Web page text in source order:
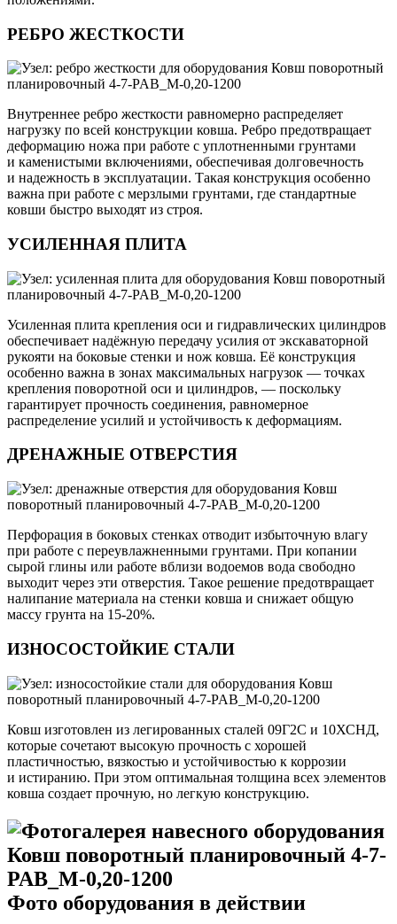
РЕБРО ЖЕСТКОСТИ
Внутреннее ребро жесткости равномерно распределяет
нагрузку по всей конструкции ковша. Ребро предотвращает
деформацию ножа при работе с уплотненными грунтами
и каменистыми включениями, обеспечивая долговечность
и надежность в эксплуатации. Такая конструкция особенно
важна при работе с мерзлыми грунтами, где стандартные
ковши быстро выходят из строя.
УСИЛЕННАЯ ПЛИТА
Усиленная плита крепления оси и гидравлических цилиндров
обеспечивает надёжную передачу усилия от экскаваторной
рукояти на боковые стенки и нож ковша. Её конструкция
особенно важна в зонах максимальных нагрузок — точках
крепления поворотной оси и цилиндров, — поскольку
гарантирует прочность соединения, равномерное
распределение усилий и устойчивость к деформациям.
ДРЕНАЖНЫЕ ОТВЕРСТИЯ
Перфорация в боковых стенках отводит избыточную влагу
при работе с переувлажненными грунтами. При копании
сырой глины или работе вблизи водоемов вода свободно
выходит через эти отверстия. Такое решение предотвращает
налипание материала на стенки ковша и снижает общую
массу грунта на 15-20%.
ИЗНОСОСТОЙКИЕ СТАЛИ
Ковш изготовлен из легированных сталей 09Г2С и 10ХСНД,
которые сочетают высокую прочность с хорошей
пластичностью, вязкостью и устойчивостью к коррозии
и истиранию. При этом оптимальная толщина всех элементов
ковша создает прочную, но легкую конструкцию.
Фото оборудования в действии